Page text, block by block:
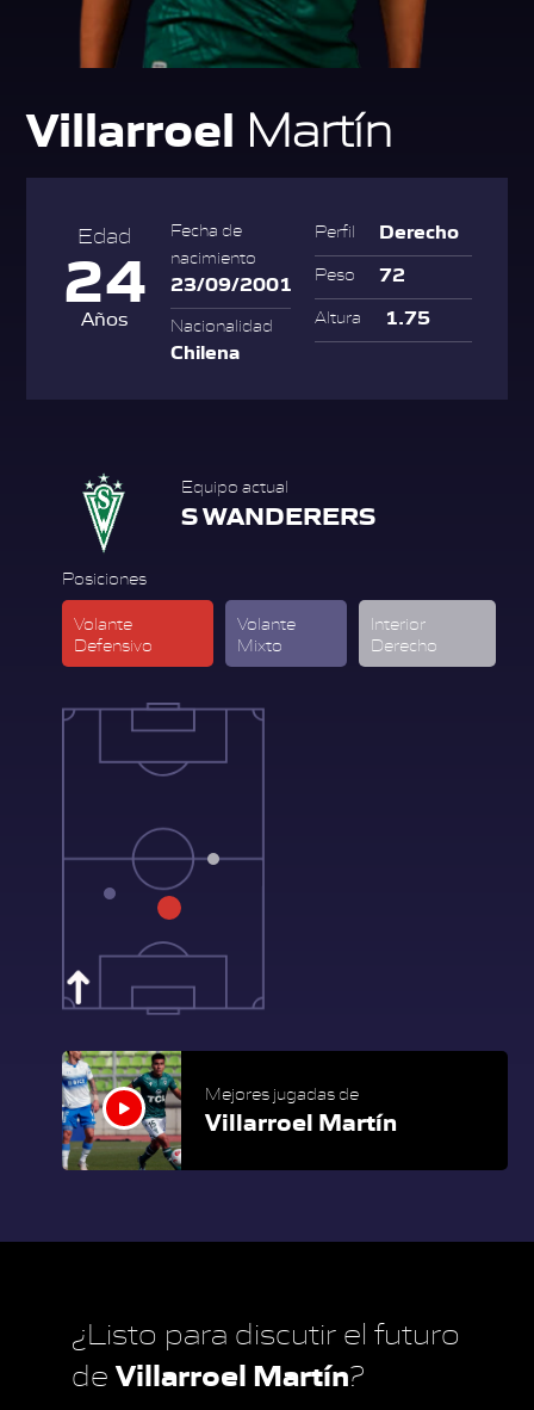
Villarroel Martín
Edad
24
Años
Fecha de
nacimiento
23/09/2001
Nacionalidad
Chilena
Perfil Derecho
Peso 72
Altura 1.75
Equipo actual
S WANDERERS
Posiciones
Volante
Defensivo
Volante
Mixto
Interior
Derecho
Mejores jugadas de
Villarroel Martín
¿Listo para discutir el futuro
de Villarroel Martín?